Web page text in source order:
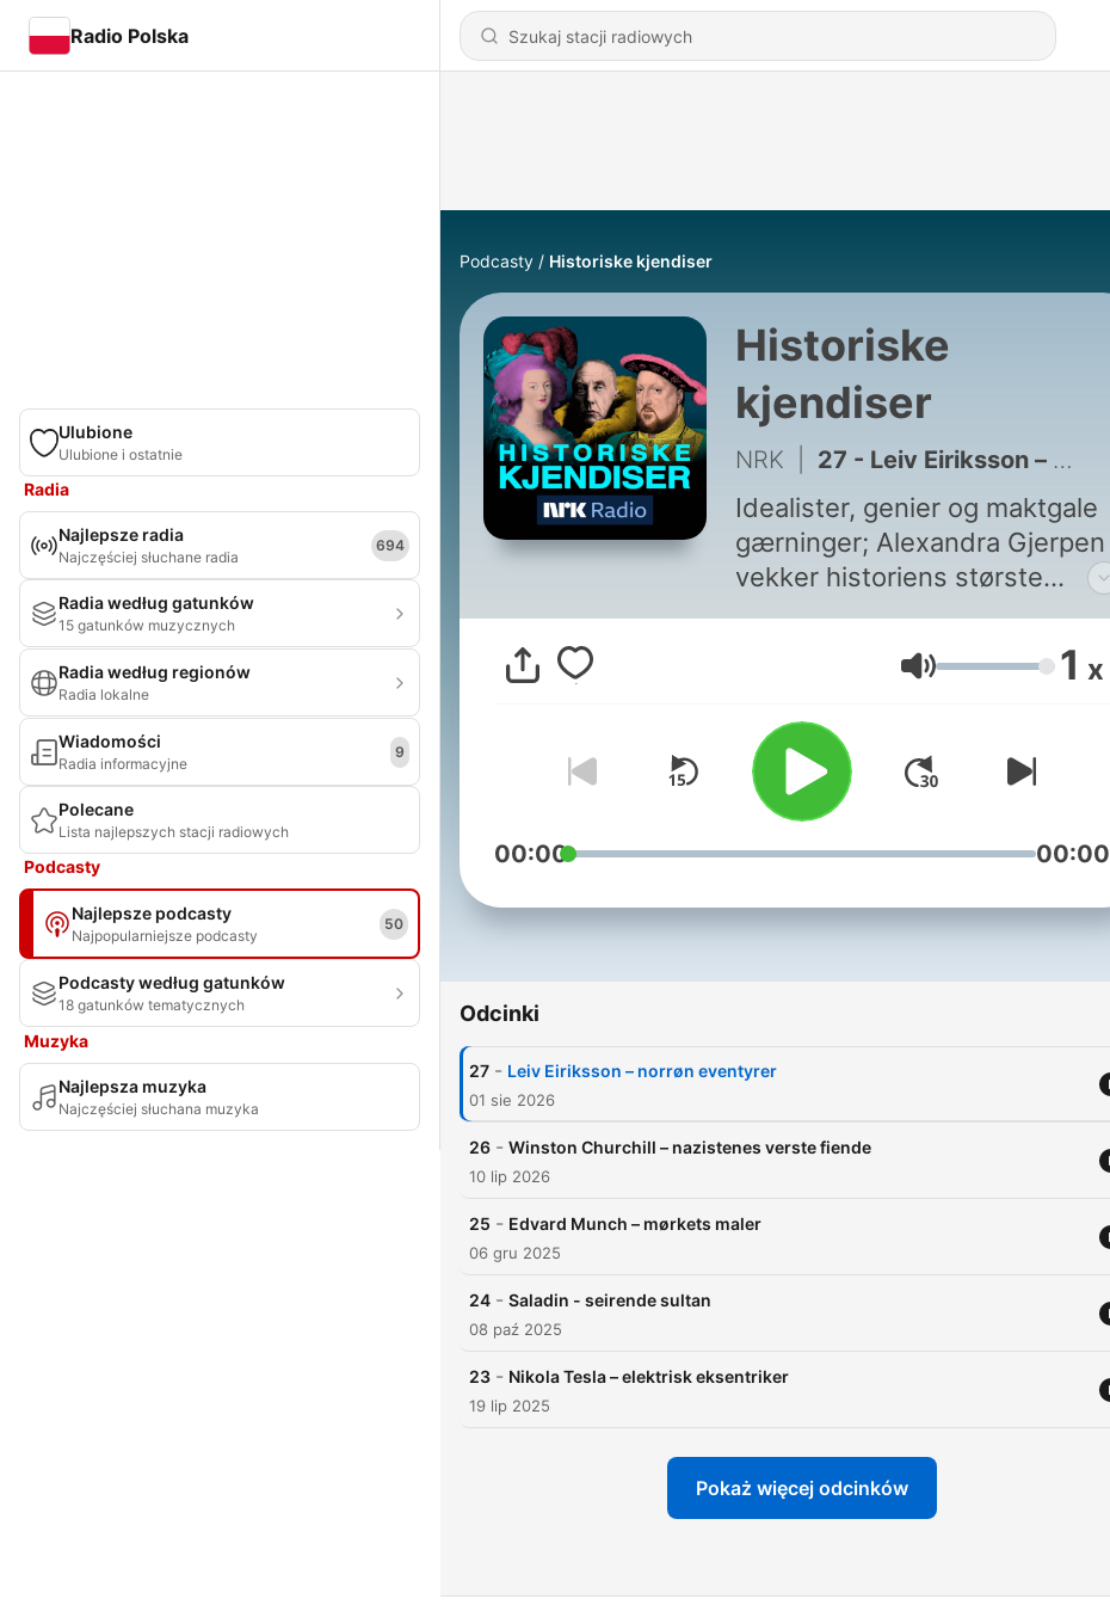
Radio Polska
Ulubione
Ulubione i ostatnie
Radia
Najlepsze radia
Najczęściej słuchane radia
694
Radia według gatunków
15 gatunków muzycznych
Radia według regionów
Radia lokalne
Wiadomości
Radia informacyjne
9
Polecane
Lista najlepszych stacji radiowych
Podcasty
Najlepsze podcasty
Najpopularniejsze podcasty
50
Podcasty według gatunków
18 gatunków tematycznych
Muzyka
Najlepsza muzyka
Najczęściej słuchana muzyka
Podcasty Historiske kjendiser
Historiske
kjendiser
NRK 27 - Leiv Eiriksson – norrøn eventyrer
Idealister, genier og maktgale
gærninger; Alexandra Gjerpen
vekker historiens største
personer til live igjen.Hør alle
episodene i appen NRK Radio
Głośność 1 x
00:00 00:00
Odcinki
27 - Leiv Eiriksson – norrøn eventyrer
01 sie 2026
26 - Winston Churchill – nazistenes verste fiende
10 lip 2026
25 - Edvard Munch – mørkets maler
06 gru 2025
24 - Saladin - seirende sultan
08 paź 2025
23 - Nikola Tesla – elektrisk eksentriker
19 lip 2025
Pokaż więcej odcinków